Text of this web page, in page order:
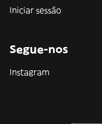
Iniciar sessão
Segue-nos
Instagram